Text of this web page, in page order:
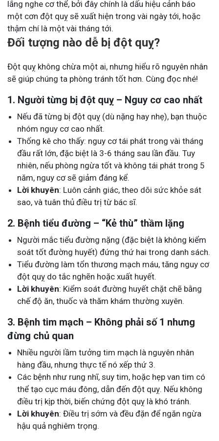
lắng nghe cơ thể, bởi đây chính là dấu hiệu cảnh báo
một cơn đột quỵ sẽ xuất hiện trong vài ngày tới, hoặc
thậm chí là một vài tháng tới.
Đối tượng nào dễ bị đột quỵ?
Đột quỵ không chừa một ai, nhưng hiểu rõ nguyên nhân
sẽ giúp chúng ta phòng tránh tốt hơn. Cùng đọc nhé!
1. Người từng bị đột quỵ – Nguy cơ cao nhất
Nếu đã từng bị đột quỵ (dù nặng hay nhẹ), bạn thuộc
nhóm nguy cơ cao nhất.
Thống kê cho thấy: nguy cơ tái phát trong vài tháng
đầu rất lớn, đặc biệt là 3-6 tháng sau lần đầu. Tuy
nhiên, nếu phòng ngừa tốt và không tái phát trong 5
năm, nguy cơ sẽ giảm đáng kể.
Lời khuyên: Luôn cảnh giác, theo dõi sức khỏe sát
sao, và tuân thủ điều trị từ bác sĩ.
2. Bệnh tiểu đường – “Kẻ thù” thầm lặng
Người mắc tiểu đường nặng (đặc biệt là không kiểm
soát tốt đường huyết) đứng thứ hai trong danh sách.
Tiểu đường làm tổn thương mạch máu, tăng nguy cơ
đột quỵ do tắc nghẽn hoặc xuất huyết.
Lời khuyên: Kiểm soát đường huyết chặt chẽ bằng
chế độ ăn, thuốc và thăm khám thường xuyên.
3. Bệnh tim mạch – Không phải số 1 nhưng
đừng chủ quan
Nhiều người lầm tưởng tim mạch là nguyên nhân
hàng đầu, nhưng thực tế nó xếp thứ 3.
Các bệnh như rung nhĩ, suy tim, hoặc hẹp van tim có
thể tạo cục máu đông, dẫn đến đột quỵ. Nếu không
điều trị kịp thời, biến chứng đột quỵ là khó tránh.
Lời khuyên: Điều trị sớm và đều đặn để ngăn ngừa
hậu quả nghiêm trọng.